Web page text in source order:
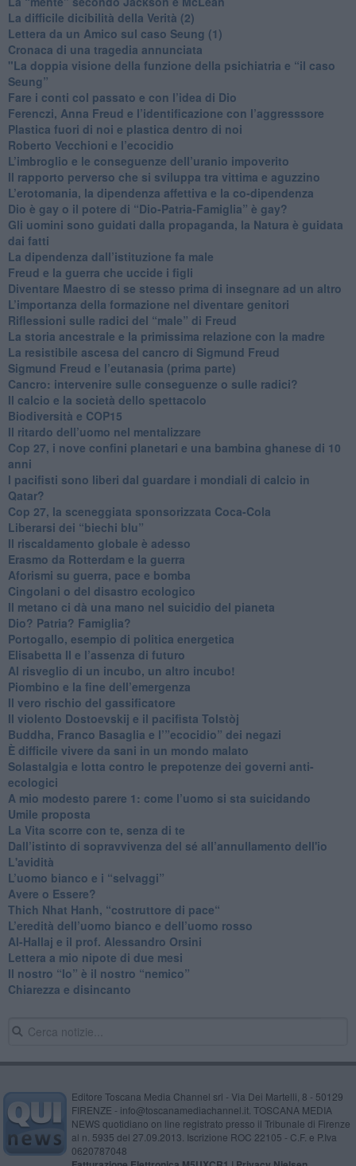
La difficile dicibilità della Verità (2)
​Lettera da un Amico sul caso Seung (1)
​Cronaca di una tragedia annunciata
"​La doppia visione della funzione della psichiatria e “il caso
Seung”
​Fare i conti col passato e con l’idea di Dio
​Ferenczi, Anna Freud e l’identificazione con l’aggresssore
Plastica fuori di noi e plastica dentro di noi
​Roberto Vecchioni e l’ecocidio
​L’imbroglio e le conseguenze dell’uranio impoverito
​Il rapporto perverso che si sviluppa tra vittima e aguzzino
L’erotomania, la dipendenza affettiva e la co-dipendenza
​Dio è gay o il potere di “Dio-Patria-Famiglia” è gay?
​Gli uomini sono guidati dalla propaganda, la Natura è guidata
dai fatti
La dipendenza dall’istituzione fa male
​Freud e la guerra che uccide i figli
​Diventare Maestro di se stesso prima di insegnare ad un altro
L’importanza della formazione nel diventare genitori
Riflessioni sulle radici del “male” di Freud
​La storia ancestrale e la primissima relazione con la madre
​La resistibile ascesa del cancro di Sigmund Freud
Sigmund Freud e l’eutanasia (prima parte)
Cancro: intervenire sulle conseguenze o sulle radici?
​Il calcio e la società dello spettacolo
Biodiversità e COP15
​Il ritardo dell’uomo nel mentalizzare
​Cop 27, i nove confini planetari e una bambina ghanese di 10
anni
​I pacifisti sono liberi dal guardare i mondiali di calcio in
Qatar?
​Cop 27, la sceneggiata sponsorizzata Coca-Cola
​Liberarsi dei “biechi blu”
Il riscaldamento globale è adesso
​Erasmo da Rotterdam e la guerra
​Aforismi su guerra, pace e bomba
Cingolani o del disastro ecologico
​Il metano ci dà una mano nel suicidio del pianeta
​Dio? Patria? Famiglia?
Portogallo, esempio di politica energetica
​Elisabetta II e l’assenza di futuro
Al risveglio di un incubo, un altro incubo!
​Piombino e la fine dell’emergenza
​Il vero rischio del gassificatore
​Il violento Dostoevskij e il pacifista Tolstòj
​Buddha, Franco Basaglia e l’”ecocidio” dei negazi
​È difficile vivere da sani in un mondo malato
Solastalgia e lotta contro le prepotenze dei governi anti-
ecologici
​A mio modesto parere 1: come l’uomo si sta suicidando
​Umile proposta
​La Vita scorre con te, senza di te
​Dall’istinto di sopravvivenza del sé all’annullamento dell'io
L'avidità
​L’uomo bianco e i “selvaggi”
​Avere o Essere?
​Thich Nhat Hanh, “costruttore di pace“
​L’eredità dell’uomo bianco e dell’uomo rosso
Al-Hallaj e il prof. Alessandro Orsini
​Lettera a mio nipote di due mesi
​Il nostro “Io” è il nostro “nemico”
​Chiarezza e disincanto
Editore Toscana Media Channel srl - Via Dei Martelli, 8 - 50129
FIRENZE - info@toscanamediachannel.it. TOSCANA MEDIA
NEWS quotidiano on line registrato presso il Tribunale di Firenze
al n. 5935 del 27.09.2013. Iscrizione ROC 22105 - C.F. e P.Iva
0620787048